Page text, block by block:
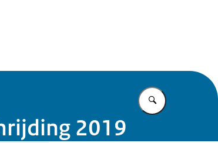
Vul in wat u
2019